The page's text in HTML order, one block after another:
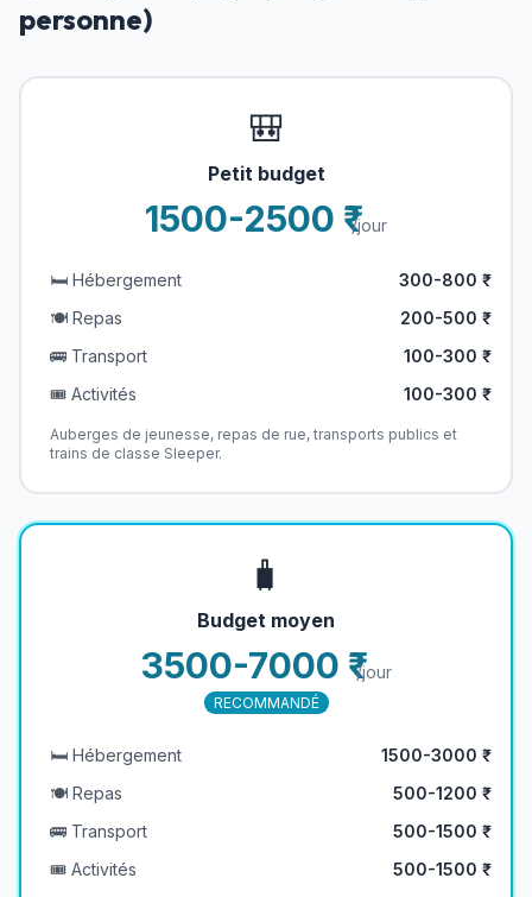
personne)
🎒
Petit budget
1500-2500 ₹/jour
🛏️ Hébergement
300-800 ₹
🍽️ Repas
200-500 ₹
🚌 Transport
100-300 ₹
🎟️ Activités
100-300 ₹
Auberges de jeunesse, repas de rue, transports publics et
trains de classe Sleeper.
🧳
Budget moyen
3500-7000 ₹/jour
RECOMMANDÉ
🛏️ Hébergement
1500-3000 ₹
🍽️ Repas
500-1200 ₹
🚌 Transport
500-1500 ₹
🎟️ Activités
500-1500 ₹